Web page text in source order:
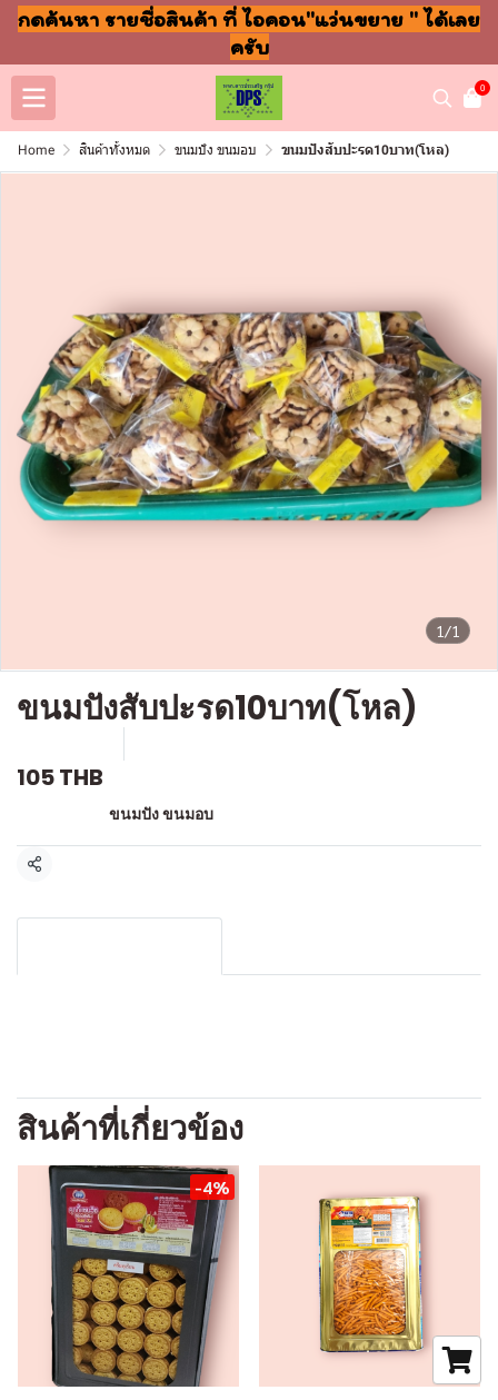
กดค้นหา รายชื่อสินค้า ที่ ไอคอน"แว่นขยาย " ได้เลย
ครับ
0
Home สินค้าทั้งหมด ขนมปัง ขนมอบ ขนมปังสับปะรด10บาท(โหล)
1/1
ขนมปังสับปะรด10บาท(โหล)
105 THB
ขนมปัง ขนมอบ
แชร์
สินค้าที่เกี่ยวข้อง
-4%